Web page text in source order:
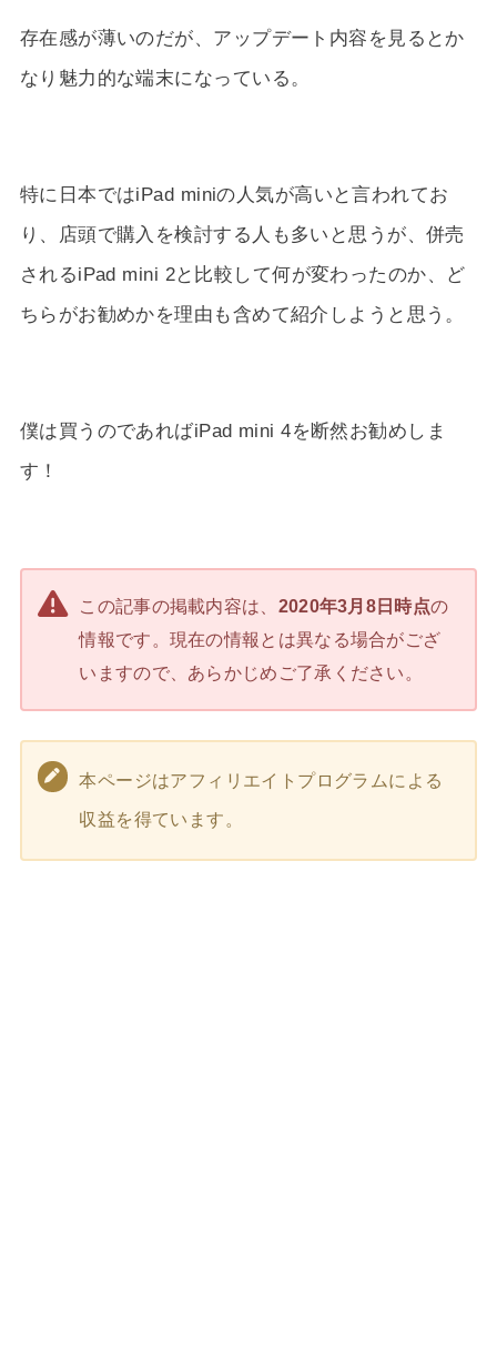
存在感が薄いのだが、アップデート内容を見るとか
なり魅力的な端末になっている。
特に日本ではiPad miniの人気が高いと言われてお
り、店頭で購入を検討する人も多いと思うが、併売
されるiPad mini 2と比較して何が変わったのか、ど
ちらがお勧めかを理由も含めて紹介しようと思う。
僕は買うのであればiPad mini 4を断然お勧めしま
す！
この記事の掲載内容は、 2020年3月8日時点の
情報です。現在の情報とは異なる場合がござ
いますので、あらかじめご了承ください。
本ページはアフィリエイトプログラムによる
収益を得ています。